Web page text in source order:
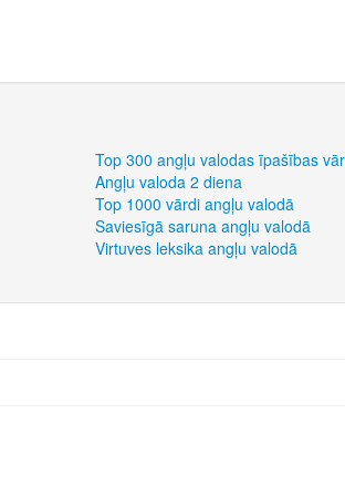
Top 300 angļu valodas īpašības
Angļu valoda 2 diena
Top 1000 vārdi angļu valodā
Saviesīgā saruna angļu valodā
Virtuves leksika angļu valodā